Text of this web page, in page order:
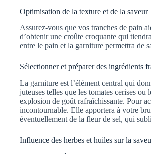
Optimisation de la texture et de la saveur
Assurez-vous que vos tranches de pain
d’obtenir une croûte croquante qui
entre le pain et la garniture permettra de
Sélectionner et préparer des ingrédients
La garniture est l’élément central qui
juteuses telles que les tomates cerises ou
explosion de goût rafraîchissante. Pour
incontournable. Elle apportera à votre
éventuellement de la fleur de sel, qui
Influence des herbes et huiles sur la